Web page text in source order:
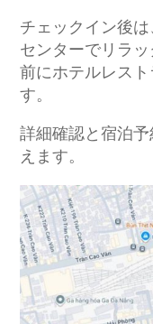
チェックイン後
センターでリラ
前にホテルレス
す。
詳細確認と宿泊予
えます。